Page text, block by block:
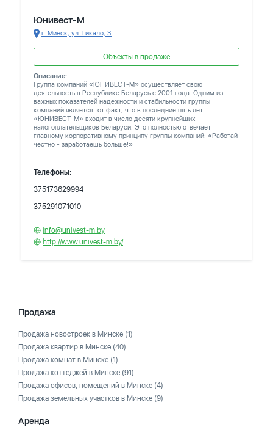
Юнивест-М
г. Минск, ул. Гикало, 3
Объекты в продаже
Описание:
Группа компаний «ЮНИВЕСТ-М» осуществляет свою
деятельность в Республике Беларусь с 2001 года. Одним из
важных показателей надежности и стабильности группы
компаний является тот факт, что в последние пять лет
«ЮНИВЕСТ-М» входит в число десяти крупнейших
налогоплательщиков Беларуси. Это полностью отвечает
главному корпоративному принципу группы компаний: «Работай
честно - заработаешь больше!»
Телефоны:
375173629994
375291071010
info@univest-m.by
http://www.univest-m.by/
Продажа
Продажа новостроек в Минске (1)
Продажа квартир в Минске (40)
Продажа комнат в Минске (1)
Продажа коттеджей в Минске (91)
Продажа офисов, помещений в Минске (4)
Продажа земельных участков в Минске (9)
Аренда